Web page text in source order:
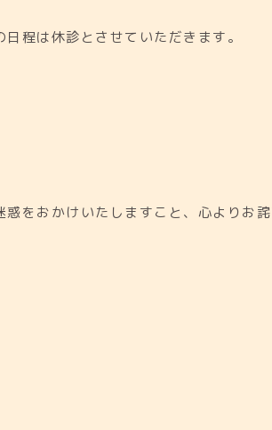
程は休診とさせていただきます。
惑をおかけいたしますこと、心よりお